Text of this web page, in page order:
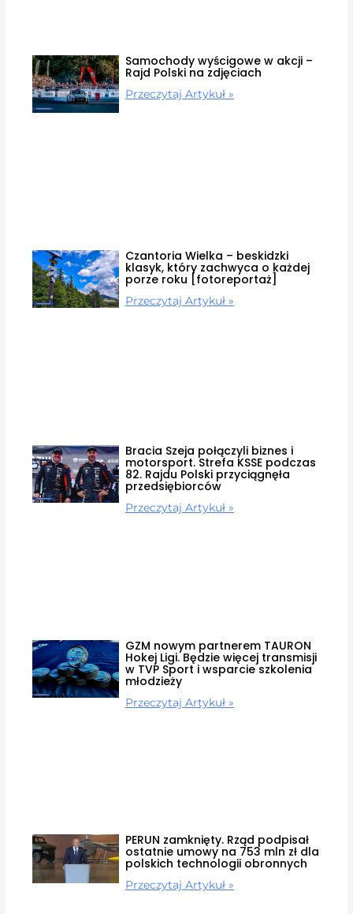
Samochody wyścigowe w akcji –
Rajd Polski na zdjęciach
Przeczytaj Artykuł »
Czantoria Wielka – beskidzki
klasyk, który zachwyca o każdej
porze roku [fotoreportaż]
Przeczytaj Artykuł »
Bracia Szeja połączyli biznes i
motorsport. Strefa KSSE podczas
82. Rajdu Polski przyciągnęła
przedsiębiorców
Przeczytaj Artykuł »
GZM nowym partnerem TAURON
Hokej Ligi. Będzie więcej transmisji
w TVP Sport i wsparcie szkolenia
młodzieży
Przeczytaj Artykuł »
PERUN zamknięty. Rząd podpisał
ostatnie umowy na 753 mln zł dla
polskich technologii obronnych
Przeczytaj Artykuł »